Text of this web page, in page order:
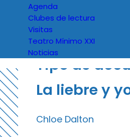
Agenda
Clubes de lectura
Visitas
Teatro Mínimo XXI
Noticias
Tipo de
La liebre y
Chloe Dalton